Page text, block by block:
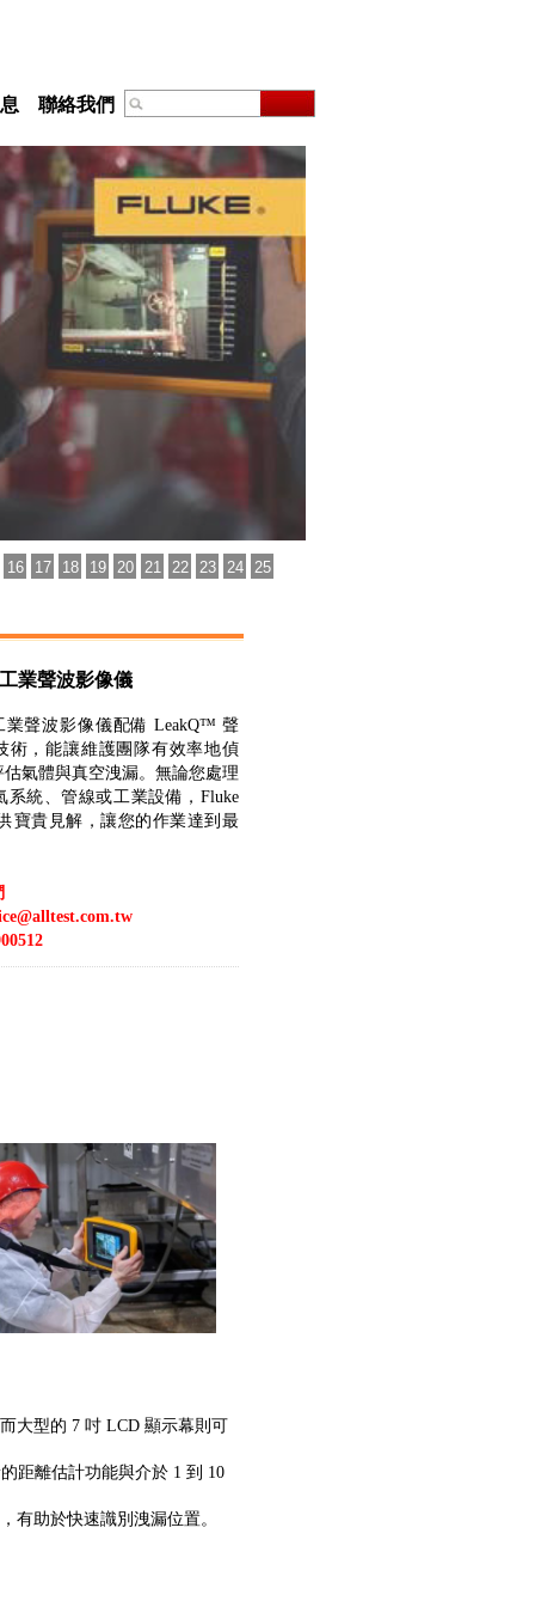
聯絡我們
16 17 18 19 20 21 22 23 24 25
業聲波影像儀
業聲波影像儀配備 LeakQ™ 聲
術，能讓維護團隊有效率地偵
氣體與真空洩漏。無論您處理
系統、管線或工業設備，Fluke
寶貴見解，讓您的作業達到最
大型的 7 吋 LCD 顯示幕則可
距離估計功能與介於 1 到 10
有助於快速識別洩漏位置。